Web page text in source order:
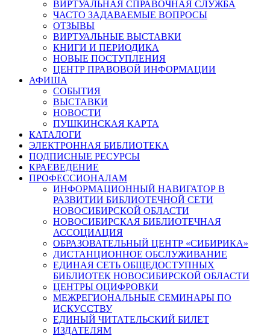
ВИРТУАЛЬНАЯ СПРАВОЧНАЯ СЛУЖБА
ЧАСТО ЗАДАВАЕМЫЕ ВОПРОСЫ
ОТЗЫВЫ
ВИРТУАЛЬНЫЕ ВЫСТАВКИ
КНИГИ И ПЕРИОДИКА
НОВЫЕ ПОСТУПЛЕНИЯ
ЦЕНТР ПРАВОВОЙ ИНФОРМАЦИИ
АФИША
СОБЫТИЯ
ВЫСТАВКИ
НОВОСТИ
ПУШКИНСКАЯ КАРТА
КАТАЛОГИ
ЭЛЕКТРОННАЯ БИБЛИОТЕКА
ПОДПИСНЫЕ РЕСУРСЫ
КРАЕВЕДЕНИЕ
ПРОФЕССИОНАЛАМ
ИНФОРМАЦИОННЫЙ НАВИГАТОР В
РАЗВИТИИ БИБЛИОТЕЧНОЙ СЕТИ
НОВОСИБИРСКОЙ ОБЛАСТИ
НОВОСИБИРСКАЯ БИБЛИОТЕЧНАЯ
АССОЦИАЦИЯ
ОБРАЗОВАТЕЛЬНЫЙ ЦЕНТР «СИБИРИКА»
ДИСТАНЦИОННОЕ ОБСЛУЖИВАНИЕ
ЕДИНАЯ СЕТЬ ОБЩЕДОСТУПНЫХ
БИБЛИОТЕК НОВОСИБИРСКОЙ ОБЛАСТИ
ЦЕНТРЫ ОЦИФРОВКИ
МЕЖРЕГИОНАЛЬНЫЕ СЕМИНАРЫ ПО
ИСКУССТВУ
ЕДИНЫЙ ЧИТАТЕЛЬСКИЙ БИЛЕТ
ИЗДАТЕЛЯМ